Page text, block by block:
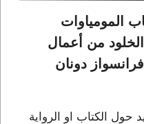
المومياوات
من أعمال
دونان
حول الكتاب او الرواية